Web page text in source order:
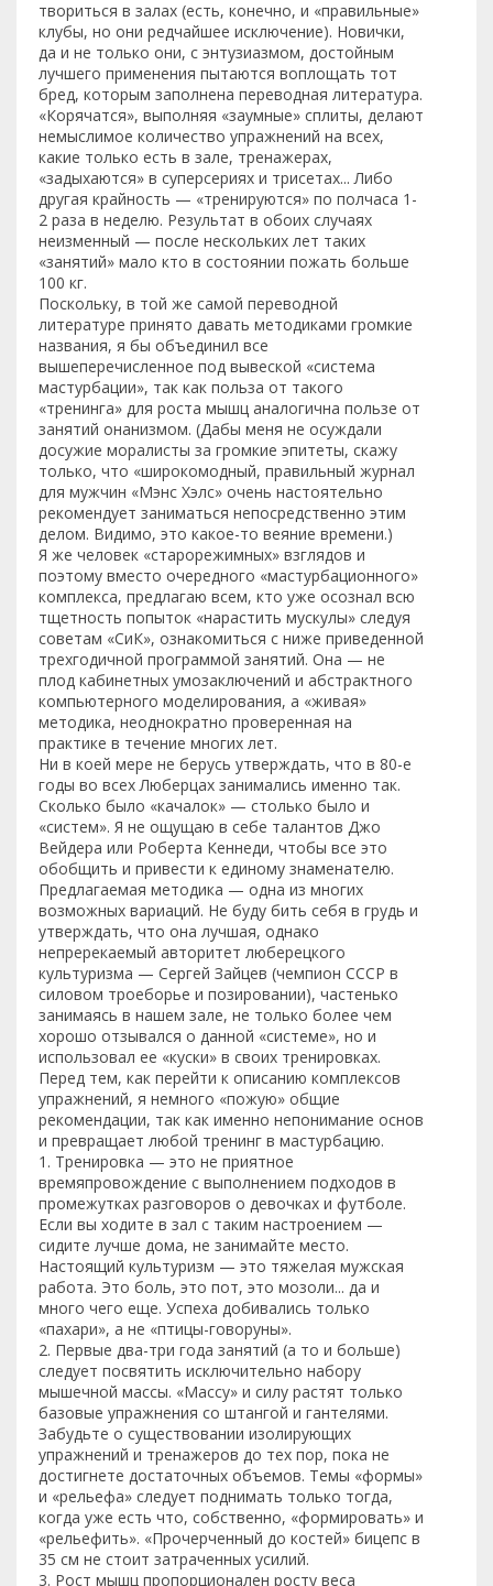
твориться в залах (есть, конечно, и «правильные»
клубы, но они редчайшее исключение). Новички,
да и не только они, с энтузиазмом, достойным
лучшего применения пытаются воплощать тот
бред, которым заполнена переводная литература.
«Корячатся», выполняя «заумные» сплиты, делают
немыслимое количество упражнений на всех,
какие только есть в зале, тренажерах,
«задыхаются» в суперсериях и трисетах... Либо
другая крайность — «тренируются» по полчаса 1-
2 раза в неделю. Результат в обоих случаях
неизменный — после нескольких лет таких
«занятий» мало кто в состоянии пожать больше
100 кг.
Поскольку, в той же самой переводной
литературе принято давать методиками громкие
названия, я бы объединил все
вышеперечисленное под вывеской «система
мастурбации», так как польза от такого
«тренинга» для роста мышц аналогична пользе от
занятий онанизмом. (Дабы меня не осуждали
досужие моралисты за громкие эпитеты, скажу
только, что «широкомодный, правильный журнал
для мужчин «Мэнс Хэлс» очень настоятельно
рекомендует заниматься непосредственно этим
делом. Видимо, это какое-то веяние времени.)
Я же человек «старорежимных» взглядов и
поэтому вместо очередного «мастурбационного»
комплекса, предлагаю всем, кто уже осознал всю
тщетность попыток «нарастить мускулы» следуя
советам «СиК», ознакомиться с ниже приведенной
трехгодичной программой занятий. Она — не
плод кабинетных умозаключений и абстрактного
компьютерного моделирования, а «живая»
методика, неоднократно проверенная на
практике в течение многих лет.
Ни в коей мере не берусь утверждать, что в 80-е
годы во всех Люберцах занимались именно так.
Сколько было «качалок» — столько было и
«систем». Я не ощущаю в себе талантов Джо
Вейдера или Роберта Кеннеди, чтобы все это
обобщить и привести к единому знаменателю.
Предлагаемая методика — одна из многих
возможных вариаций. Не буду бить себя в грудь и
утверждать, что она лучшая, однако
непререкаемый авторитет люберецкого
культуризма — Сергей Зайцев (чемпион СССР в
силовом троеборье и позировании), частенько
занимаясь в нашем зале, не только более чем
хорошо отзывался о данной «системе», но и
использовал ее «куски» в своих тренировках.
Перед тем, как перейти к описанию комплексов
упражнений, я немного «пожую» общие
рекомендации, так как именно непонимание основ
и превращает любой тренинг в мастурбацию.
1. Тренировка — это не приятное
времяпровождение с выполнением подходов в
промежутках разговоров о девочках и футболе.
Если вы ходите в зал с таким настроением —
сидите лучше дома, не занимайте место.
Настоящий культуризм — это тяжелая мужская
работа. Это боль, это пот, это мозоли... да и
много чего еще. Успеха добивались только
«пахари», а не «птицы-говоруны».
2. Первые два-три года занятий (а то и больше)
следует посвятить исключительно набору
мышечной массы. «Массу» и силу растят только
базовые упражнения со штангой и гантелями.
Забудьте о существовании изолирующих
упражнений и тренажеров до тех пор, пока не
достигнете достаточных объемов. Темы «формы»
и «рельефа» следует поднимать только тогда,
когда уже есть что, собственно, «формировать» и
«рельефить». «Прочерченный до костей» бицепс в
35 см не стоит затраченных усилий.
3. Рост мышц пропорционален росту веса